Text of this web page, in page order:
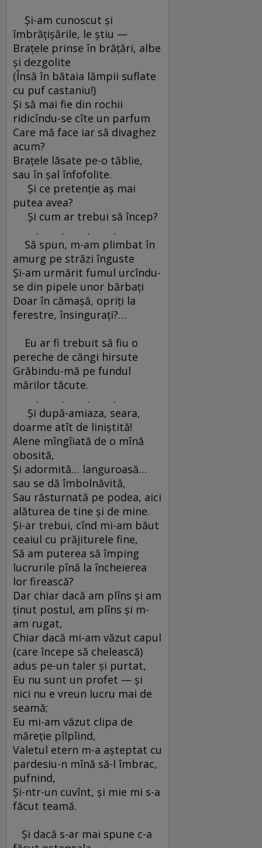
Şi-am cunoscut şi
îmbrăţişările, le ştiu —
Braţele prinse în brăţări, albe
şi dezgolite
(Însă în bătaia lămpii suflate
cu puf castaniu!)
Şi să mai fie din rochii
ridicîndu-se cîte un parfum
Care mă face iar să divaghez
acum?
Braţele lăsate pe-o tăblie,
sau în şal înfofolite.
Şi ce pretenţie aş mai
putea avea?
Şi cum ar trebui să încep?
. . . .
Să spun, m-am plimbat în
amurg pe străzi înguste
Şi-am urmărit fumul urcîndu-
se din pipele unor bărbaţi
Doar în cămaşă, opriţi la
ferestre, însinguraţi?…
Eu ar fi trebuit să fiu o
pereche de căngi hirsute
Grăbindu-mă pe fundul
mărilor tăcute.
. . . .
Şi după-amiaza, seara,
doarme atît de liniştită!
Alene mîngîiată de o mînă
obosită,
Şi adormită… languroasă…
sau se dă îmbolnăvită,
Sau răsturnată pe podea, aici
alăturea de tine şi de mine.
Şi-ar trebui, cînd mi-am băut
ceaiul cu prăjiturele fine,
Să am puterea să împing
lucrurile pînă la încheierea
lor firească?
Dar chiar dacă am plîns şi am
ţinut postul, am plîns şi m-
am rugat,
Chiar dacă mi-am văzut capul
(care începe să chelească)
adus pe-un taler şi purtat,
Eu nu sunt un profet — şi
nici nu e vreun lucru mai de
seamă;
Eu mi-am văzut clipa de
măreţie pîlpîind,
Valetul etern m-a aşteptat cu
pardesiu-n mînă să-l îmbrac,
pufnind,
Şi-ntr-un cuvînt, şi mie mi s-a
făcut teamă.
Şi dacă s-ar mai spune c-a